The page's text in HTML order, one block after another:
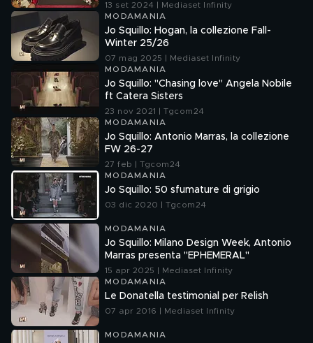
13 set 2024 | Mediaset Infinity
MODAMANIA
Jo Squillo: Hogan, la collezione Fall-
Winter 25/26
07 mag 2025 | Mediaset Infinity
MODAMANIA
Jo Squillo: "Chasing love" Angela Nobile
ft Catera Sisters
23 nov 2021 | Tgcom24
MODAMANIA
Jo Squillo: Antonio Marras, la collezione
FW 26-27
27 feb | Tgcom24
MODAMANIA
Jo Squillo: 50 sfumature di grigio
03 dic 2020 | Tgcom24
MODAMANIA
Jo Squillo: Milano Design Week, Antonio
Marras presenta "EPHEMERAL"
15 apr 2025 | Mediaset Infinity
MODAMANIA
Le Donatella testimonial per Relish
07 apr 2016 | Mediaset Infinity
MODAMANIA